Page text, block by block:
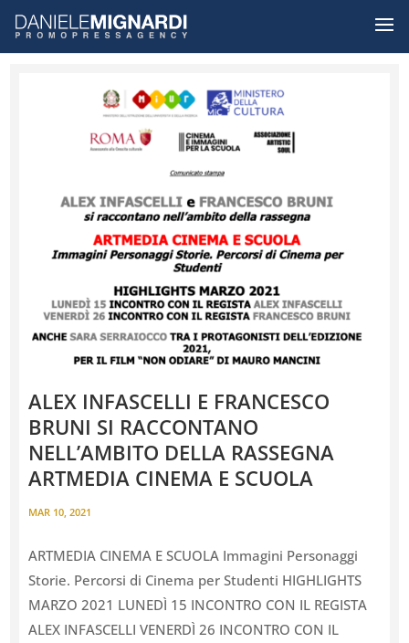
ALEX INFASCELLI E FRANCESCO
BRUNI SI RACCONTANO
NELL’AMBITO DELLA RASSEGNA
ARTMEDIA CINEMA E SCUOLA
MAR 10, 2021
ARTMEDIA CINEMA E SCUOLA Immagini Personaggi
Storie. Percorsi di Cinema per Studenti HIGHLIGHTS
MARZO 2021 LUNEDÌ 15 INCONTRO CON IL REGISTA
ALEX INFASCELLI VENERDÌ 26 INCONTRO CON IL